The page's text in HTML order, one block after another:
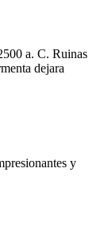
a. C. Ruinas
dejara
y